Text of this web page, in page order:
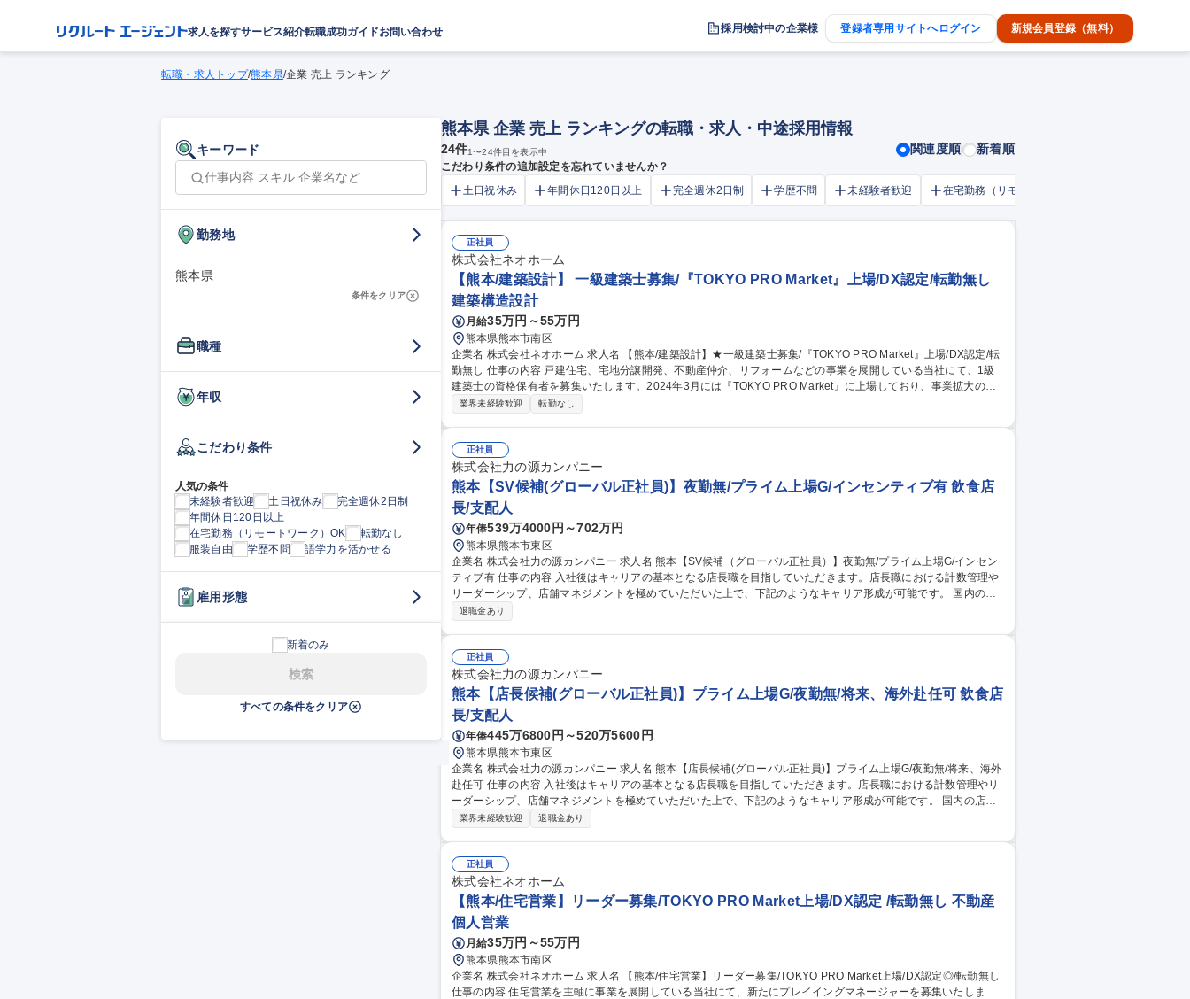
求人を探すサービス紹介転職成功ガイドお問い合わせ 採用検討中の企業様 登録者専用サイトへログイン 新規会員登録（無料）
転職・求人トップ/熊本県/企業 売上 ランキング
キーワード
勤務地
熊本県
条件をクリア
職種
年収
こだわり条件
人気の条件
未経験者歓迎
土日祝休み
完全週休2日制
年間休日120日以上
在宅勤務（リモートワーク）OK
転勤なし
服装自由
学歴不問 語学力を活かせる
雇用形態
新着のみ
検索
すべての条件をクリア
熊本県 企業 売上 ランキングの転職・求人・中途採用情報
24件1〜24件目を表示中 関連度順 新着順
こだわり条件の追加設定を忘れていませんか？
土日祝休み
年間休日120日以上 完全週休2日制 学歴不問 未経験者歓迎 在宅勤務（リモートワーク）OK
正社員
株式会社ネオホーム
【熊本/建築設計】 一級建築士募集/『TOKYO PRO Market』上場/DX認定/転勤無し
建築構造設計
月給35万円～55万円
熊本県熊本市南区
企業名 株式会社ネオホーム 求人名 【熊本/建築設計】★一級建築士募集/『TOKYO PRO Market』上場/DX認定/転
勤無し 仕事の内容 戸建住宅、宅地分譲開発、不動産仲介、リフォームなどの事業を展開している当社にて、1級
建築士の資格保有者を募集いたします。2024年3月には『TOKYO PRO Market』に上場しており、事業拡大のた
めの増員募集です。 【具体的には】経験や希望に応じて戸建住宅、アパート、マンションなどの建築設計プラン
間程度【採用背景】組織体制強化のための増員募集【変更の範囲】当社業務全般 募集職種 【熊本/建築設計】★一
級建築士募集/『TOKYO PRO Market』上場/DX認定/転勤無し
業界未経験歓迎 転勤なし
正社員
株式会社力の源カンパニー
熊本【SV候補(グローバル正社員)】夜勤無/プライム上場G/インセンティブ有 飲食店
長/支配人
年俸539万4000円～702万円
熊本県熊本市東区
企業名 株式会社力の源カンパニー 求人名 熊本【SV候補（グローバル正社員）】夜勤無/プライム上場G/インセン
ティブ有 仕事の内容 入社後はキャリアの基本となる店長職を目指していただきます。店長職における計数管理や
リーダーシップ、店舗マネジメントを極めていただいた上で、下記のようなキャリア形成が可能です。 国内の店
舗マネジメント、海外の店舗立上げ、管理部門でのサポート業務など 【店長職業務】■調理業務、仕込み、ホール
社業務全般 募集職種 熊本【SV候補（グローバル正社員）】夜勤無/プライム上場G/インセンティブ有
退職金あり
正社員
株式会社力の源カンパニー
熊本【店長候補(グローバル正社員)】プライム上場G/夜勤無/将来、海外赴任可 飲食店
長/支配人
年俸445万6800円～520万5600円
熊本県熊本市東区
企業名 株式会社力の源カンパニー 求人名 熊本【店長候補(グローバル正社員)】プライム上場G/夜勤無/将来、海外
赴任可 仕事の内容 入社後はキャリアの基本となる店長職を目指していただきます。店長職における計数管理やリ
ーダーシップ、店舗マネジメントを極めていただいた上で、下記のようなキャリア形成が可能です。 国内の店舗
マネジメント、海外の店舗立上げ、管理部門でのサポート業務など 【店長職業務】■調理業務、仕込み、ホール業
全般 募集職種 熊本【店長候補(グローバル正社員)】プライム上場G/夜勤無/将来、海外赴任可
業界未経験歓迎 退職金あり
正社員
株式会社ネオホーム
【熊本/住宅営業】リーダー募集/TOKYO PRO Market上場/DX認定 /転勤無し 不動産
個人営業
月給35万円～55万円
熊本県熊本市南区
企業名 株式会社ネオホーム 求人名 【熊本/住宅営業】リーダー募集/TOKYO PRO Market上場/DX認定◎/転勤無し
仕事の内容 住宅営業を主軸に事業を展開している当社にて、新たにプレイイングマネージャーを募集いたしま